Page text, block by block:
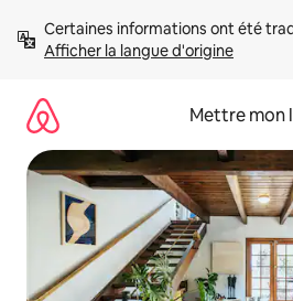
directement
Afficher la langue d'origine
Mettre mon